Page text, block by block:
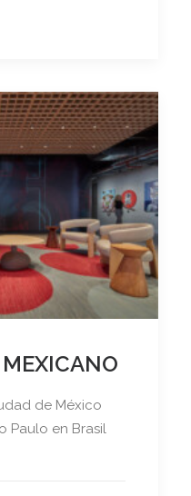
de México
Paulo en Brasil